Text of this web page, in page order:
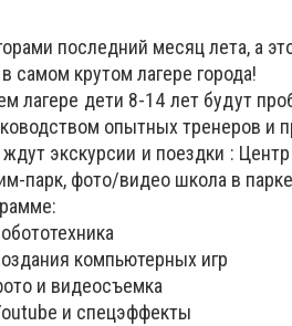
последний месяц лета, а
самом крутом лагере города!
лагере дети 8-14 лет будут
опытных тренеров и
экскурсии и поездки :
парк, фото/видео школа в
компьютерных игр
и видеосъемка
и спецэффекты